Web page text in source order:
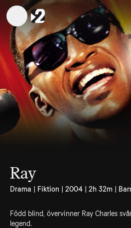
Ray
Drama | Fiktion | 2004 | 2h 32m |
Född blind, övervinner Ray Charles
legend.